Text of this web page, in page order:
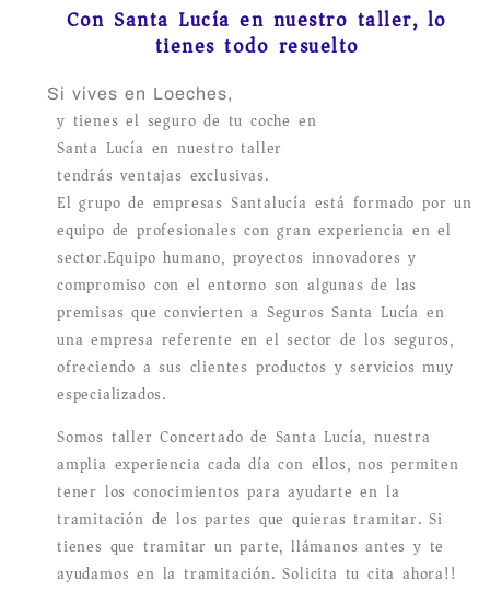
Con Santa Lucía en nuestro taller, lo
tienes todo resuelto
Si vives en Loeches,
y tienes el seguro de tu coche en
Santa Lucía en nuestro taller
tendrás ventajas exclusivas.
El grupo de empresas Santalucía está formado por un
equipo de profesionales con gran experiencia en el
sector.Equipo humano, proyectos innovadores y
compromiso con el entorno son algunas de las
premisas que convierten a Seguros Santa Lucía en
una empresa referente en el sector de los seguros,
ofreciendo a sus clientes productos y servicios muy
especializados.
Somos taller Concertado de Santa Lucía, nuestra
amplia experiencia cada día con ellos, nos permiten
tener los conocimientos para ayudarte en la
tramitación de los partes que quieras tramitar. Si
tienes que tramitar un parte, llámanos antes y te
ayudamos en la tramitación. Solicita tu cita ahora!!